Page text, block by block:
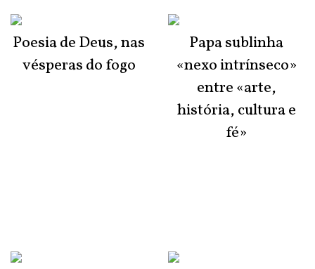
Poesia de Deus, nas
vésperas do fogo
Papa sublinha
«nexo intrínseco»
entre «arte,
história, cultura e
fé»